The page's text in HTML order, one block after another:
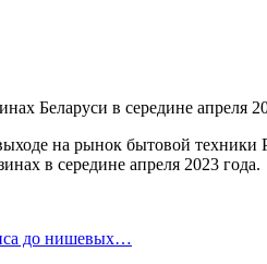
на рынок бытовой техники
в середине апреля 2023 года.
до нишевых…